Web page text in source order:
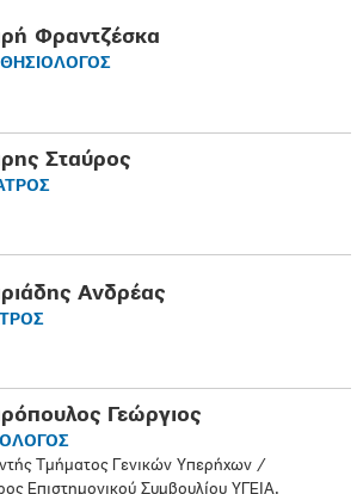
Φραντζέσκα
Σταύρος
Ανδρέας
Γεώργιος
Τμήματος Γενικών Υπερήχων /
Επιστημονικού Συμβουλίου ΥΓΕΙΑ,